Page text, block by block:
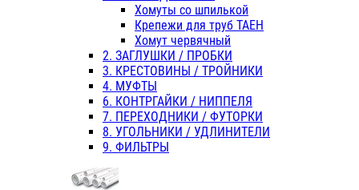
Хомуты со шпилькой
Крепежи для труб ТАЕН
Хомут червячный
2. ЗАГЛУШКИ / ПРОБКИ
3. КРЕСТОВИНЫ / ТРОЙНИКИ
4. МУФТЫ
6. КОНТРГАЙКИ / НИППЕЛЯ
7. ПЕРЕХОДНИКИ / ФУТОРКИ
8. УГОЛЬНИКИ / УДЛИНИТЕЛИ
9. ФИЛЬТРЫ